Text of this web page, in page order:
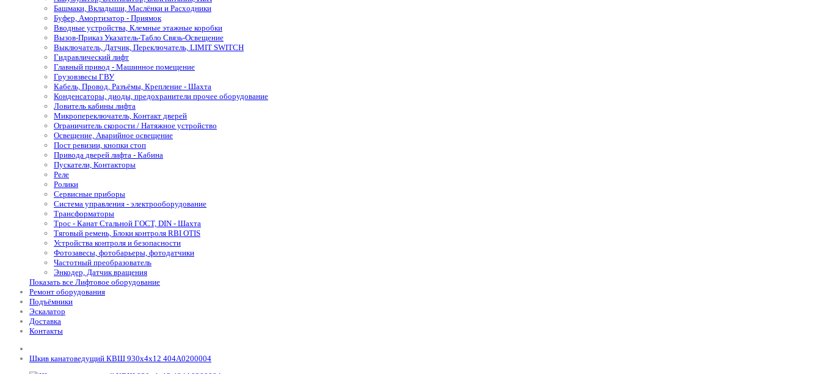
Башмаки, Вкладыши, Маслёнки и Расходники
Буфер, Амортизатор - Приямок
Вводные устройства, Клемные этажные коробки
Вызов-Приказ Указатель-Табло Связь-Освещение
Выключатель, Датчик, Переключатель, LIMIT SWITCH
Гидравлический лифт
Главный привод - Машинное помещение
Грузовзвесы ГВУ
Кабель, Провод, Разъёмы, Крепление - Шахта
Конденсаторы, диоды, предохранители прочее оборудование
Ловитель кабины лифта
Микропереключатель, Контакт дверей
Ограничитель скорости / Натяжное устройство
Освещение, Аварийное освещение
Пост ревизии, кнопки стоп
Привода дверей лифта - Кабина
Пускатели, Контакторы
Реле
Ролики
Сервисные приборы
Система управления - электрооборудование
Трансформаторы
Трос - Канат Стальной ГОСТ, DIN - Шахта
Тяговый ремень, Блоки контроля RBI OTIS
Устройства контроля и безопасности
Фотозавесы, фотобарьеры, фотодатчики
Частотный преобразователь
Энкодер, Датчик вращения
Показать все Лифтовое оборудование
Ремонт оборудования
Подъёмники
Эскалатор
Доставка
Контакты
Шкив канатоведущий КВШ 930х4х12 404А0200004